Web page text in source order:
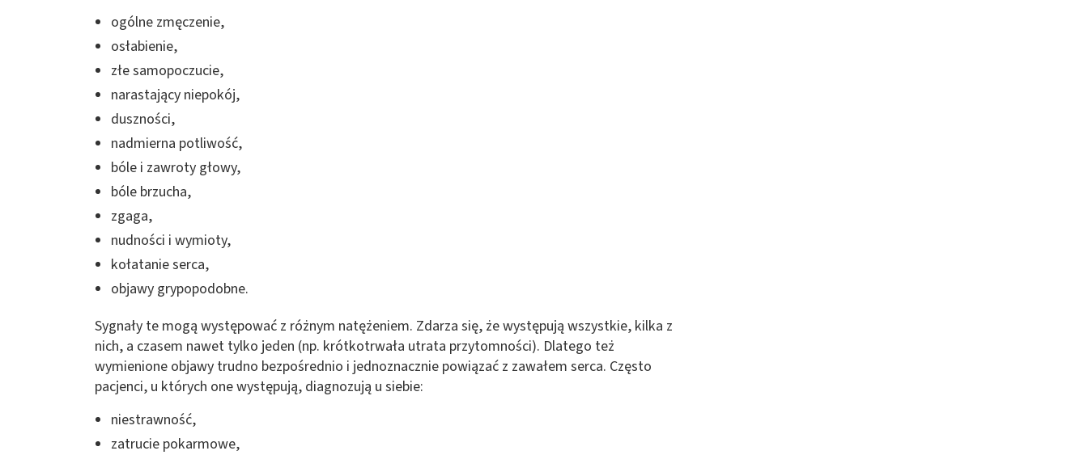
ogólne zmęczenie,
osłabienie,
złe samopoczucie,
narastający niepokój,
duszności,
nadmierna potliwość,
bóle i zawroty głowy,
bóle brzucha,
zgaga,
nudności i wymioty,
kołatanie serca,
objawy grypopodobne.
Sygnały te mogą występować z różnym natężeniem. Zdarza się, że występują wszystkie, kilka z
nich, a czasem nawet tylko jeden (np. krótkotrwała utrata przytomności). Dlatego też
wymienione objawy trudno bezpośrednio i jednoznacznie powiązać z zawałem serca. Często
pacjenci, u których one występują, diagnozują u siebie:
niestrawność,
zatrucie pokarmowe,